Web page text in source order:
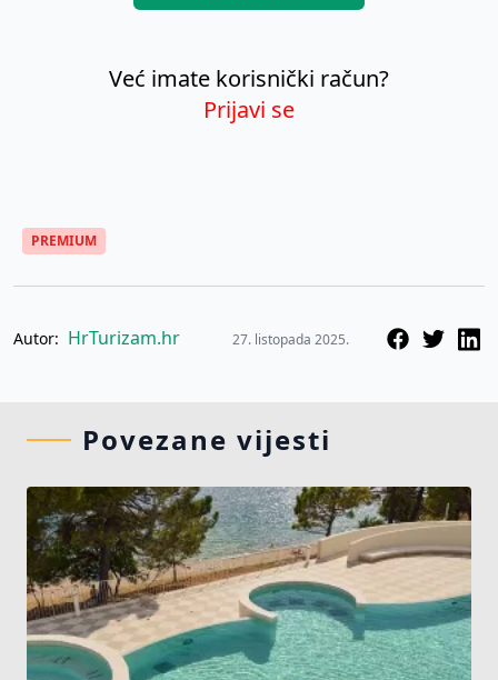
Već imate korisnički račun?
Prijavi se
PREMIUM
Autor: HrTurizam.hr 27. listopada 2025.
Povezane vijesti